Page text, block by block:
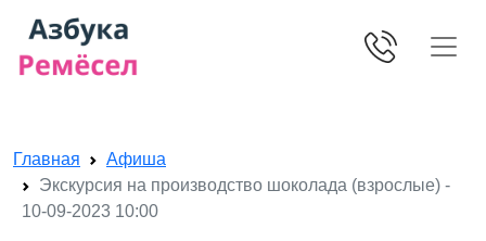
Главная
Афиша
Экскурсия на производство шоколада (взрослые) -
10-09-2023 10:00